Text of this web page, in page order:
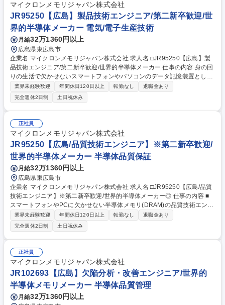
の取りまとめ ■異常発生時の迅速なトラブル対応と復旧サポート ■ウェハ
の回収、Labへの受け渡し対応 ■4勤4休のシフト体制での業務対応となり
ます。 募集職種 ■JR98126【広島】工程設計(プロセスインテグレーショ
ン)/世界的半導体メーカー
マイクロンメモリジャパン株式会社
JR95250【広島】製品技術エンジニア/第二新卒歓迎/世
界的半導体メーカー 電気/電子生産技術
月給32万1360円以上
広島県東広島市
企業名 マイクロンメモリジャパン株式会社 求人名 □JR95250【広島】製
品技術エンジニア/第二新卒歓迎/世界的半導体メーカー 仕事の内容 身の回
りの生活で欠かせないスマートフォンやパソコンのデータ記憶装置として
使用される半導体メモリ（DRAM）の世界売上シェア3位の当社にて、ご
経験に合わせて以下の業務をお任せ致します。 【詳細】製品技術エンジニ
ア：製品プロセスの構築・改善を担当。不良・スペック外発生の原因分
析、プロセス改善を行います。半導体デバイス構造の見地から、生産プロ
セスの最適化を行います。 【魅力】半導体メモリは、今後のIT社会の発展
には欠かせず、自身の仕事を通じて世の中の発展に貢献することができる
やりがいがございます。 募集職種 □JR95250【広島】製品技術エンジニ
ア/第二新卒歓迎/世界的半導体メーカー
業界未経験歓迎 年間休日120日以上 転勤なし
退職金あり
完全週休2日制
土日祝休み
正社員
マイクロンメモリジャパン株式会社
JR95250【広島/品質技術エンジニア】※第二新卒歓迎/
世界的半導体メーカー 半導体品質保証
月給32万1360円以上
広島県東広島市
企業名 マイクロンメモリジャパン株式会社 求人名 □JR95250【広島/品質
技術エンジニア】※第二新卒歓迎/世界的半導体メーカー◎ 仕事の内容 ■
スマートフォンやPCに欠かせない半導体メモリ(DRAM)の品質技術エンジ
ニアとして、製造における品質保証業務をお任せします。原材料管理、ク
リーンルーム環境、生産プロセス、出荷テストなど多角的に管理します。
【詳細】 (1) 原材料品質管理(ガス・薬液・純水) (2) クリーンルームの環境
管理(温度・湿度など) (3) 製品品質の監視・評価・不良原因の分析 【魅
力】半導体はIT社会の発展に不可欠であり、自身の仕事が世界の進化に直
結する大きなやりがいがあります。最先端の技術に触れながら、業界での
希少なエンジニアとしてのキャリアを築くことが可能です。 募集職種 □J
R95250【広島/品質技術エンジニア】※第二新卒歓迎/世界的半導体メーカ
ー◎
業界未経験歓迎 年間休日120日以上 転勤なし
退職金あり
完全週休2日制
土日祝休み
正社員
マイクロンメモリジャパン株式会社
JR102693【広島】欠陥分析・改善エンジニア/世界的
半導体メモリメーカー 半導体品質管理
月給32万1360円以上